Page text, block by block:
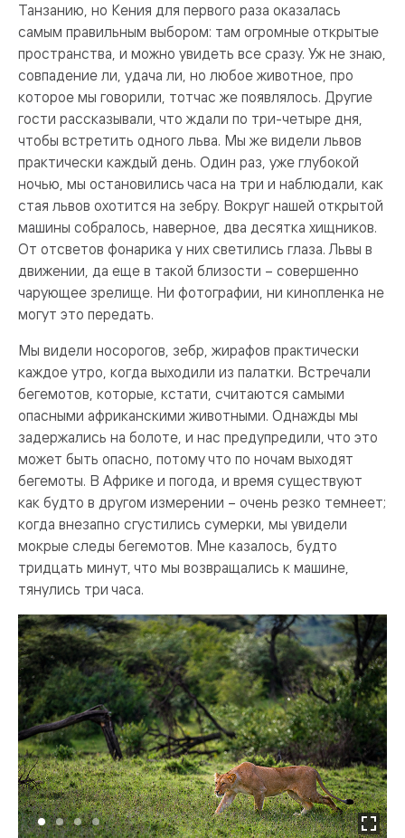
Танзанию, но Кения для первого раза оказалась
самым правильным выбором: там огромные открытые
пространства, и можно увидеть все сразу. Уж не знаю,
совпадение ли, удача ли, но любое животное, про
которое мы говорили, тотчас же появлялось. Другие
гости рассказывали, что ждали по три-четыре дня,
чтобы встретить одного льва. Мы же видели львов
практически каждый день. Один раз, уже глубокой
ночью, мы остановились часа на три и наблюдали, как
стая львов охотится на зебру. Вокруг нашей открытой
машины собралось, наверное, два десятка хищников.
От отсветов фонарика у них светились глаза. Львы в
движении, да еще в такой близости – совершенно
чарующее зрелище. Ни фотографии, ни кинопленка не
могут это передать.
Мы видели носорогов, зебр, жирафов практически
каждое утро, когда выходили из палатки. Встречали
бегемотов, которые, кстати, считаются самыми
опасными африканскими животными. Однажды мы
задержались на болоте, и нас предупредили, что это
может быть опасно, потому что по ночам выходят
бегемоты. В Африке и погода, и время существуют
как будто в другом измерении – очень резко темнеет;
когда внезапно сгустились сумерки, мы увидели
мокрые следы бегемотов. Мне казалось, будто
тридцать минут, что мы возвращались к машине,
тянулись три часа.